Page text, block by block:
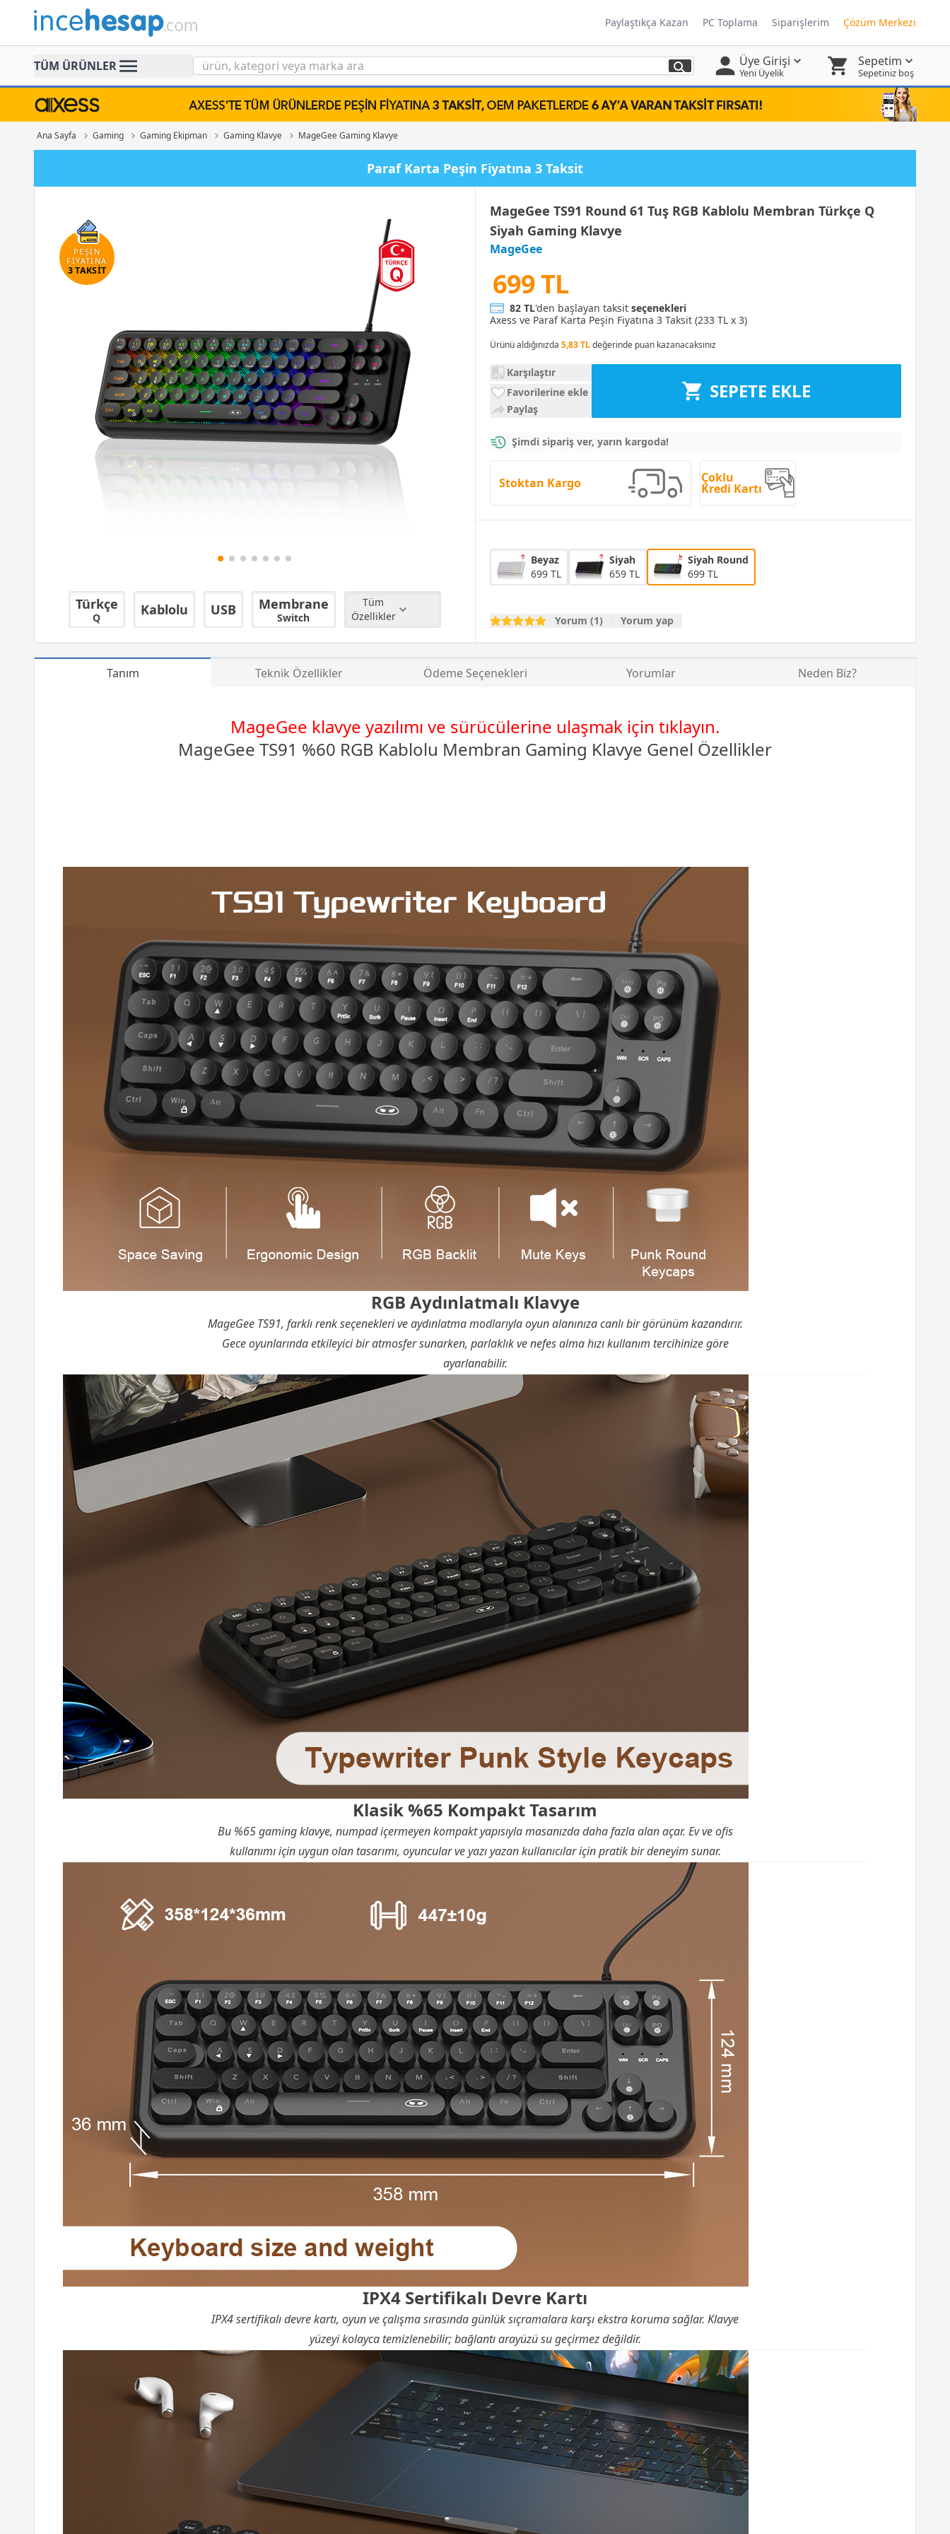
Incehesap Paylaştıkça Kazan PC Toplama Siparişlerim Çözüm Merkezi
TÜM ÜRÜNLER Üye Girişi
Yeni Üyelik
Sepetim
Sepetiniz boş
Ana Sayfa Gaming Gaming Ekipman Gaming Klavye MageGee Gaming Klavye
Paraf Karta Peşin Fiyatına 3 Taksit
MageGee TS91 Round 61 Tuş RGB Kablolu Membran Türkçe Q
Siyah Gaming Klavye
MageGee
PEŞİN
FİYATINA
3 TAKSİT
Türkçe
Q Kablolu USB Membrane
Switch
Tüm
Özellikler
699 TL
82 TL'den başlayan taksit seçenekleri
Axess ve Paraf Karta Peşin Fiyatına 3 Taksit (233 TL x 3)
Ürünü aldığınızda 5,83 TLdeğerinde puan kazanacaksınız
Karşılaştır
Favorilerine ekle
Paylaş
SEPETE EKLE
Şimdi sipariş ver, yarın kargoda!
Stoktan Kargo Çoklu
Kredi Kartı
Beyaz
699 TL
Siyah
659 TL
Siyah Round
699 TL
Yorum (1) Yorum yap
Tanım Teknik Özellikler Ödeme Seçenekleri Yorumlar Neden Biz?
MageGee klavye yazılımı ve sürücülerine ulaşmak için tıklayın.
MageGee TS91 %60 RGB Kablolu Membran Gaming Klavye Genel Özellikler
RGB Aydınlatmalı Klavye
MageGee TS91, farklı renk seçenekleri ve aydınlatma modlarıyla oyun alanınıza canlı bir görünüm kazandırır.
Gece oyunlarında etkileyici bir atmosfer sunarken, parlaklık ve nefes alma hızı kullanım tercihinize göre
ayarlanabilir.
Klasik %65 Kompakt Tasarım
Bu %65 gaming klavye, numpad içermeyen kompakt yapısıyla masanızda daha fazla alan açar. Ev ve ofis
kullanımı için uygun olan tasarımı, oyuncular ve yazı yazan kullanıcılar için pratik bir deneyim sunar.
IPX4 Sertifikalı Devre Kartı
IPX4 sertifikalı devre kartı, oyun ve çalışma sırasında günlük sıçramalara karşı ekstra koruma sağlar. Klavye
yüzeyi kolayca temizlenebilir; bağlantı arayüzü su geçirmez değildir.